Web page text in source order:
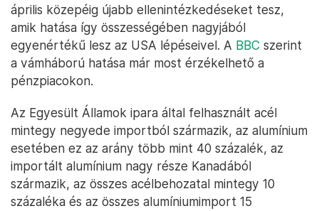
április közepéig újabb ellenintézkedéseket tesz,
amik hatása így összességében nagyjából
egyenértékű lesz az USA lépéseivel. A BBC szerint
a vámháború hatása már most érzékelhető a
pénzpiacokon.
Az Egyesült Államok ipara által felhasznált acél
mintegy negyede importból származik, az alumínium
esetében ez az arány több mint 40 százalék, az
importált alumínium nagy része Kanadából
származik, az összes acélbehozatal mintegy 10
százaléka és az összes alumíniumimport 15